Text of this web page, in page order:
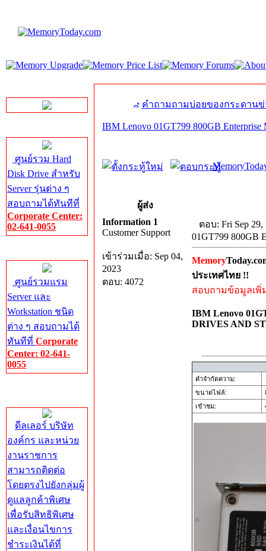
ศูนย์รวม Hard
Disk Drive สำหรับ
Server รุ่นต่าง ๆ
สอบถามได้ทันทีที่
Corporate Center:
02-641-0055
ศูนย์รวมแรม
Server และ
Workstation ชนิด
ต่าง ๆ สอบถามได้
ทันทีที่ Corporate
Center: 02-641-
0055
ดีลเลอร์ บริษัท
องค์กร และหน่วย
งานราชการ
สามารถติดต่อ
โดยตรงไปยังกลุ่มผู้
ดูแลลูกค้าพิเศษ
เพื่อรับสิทธิพิเศษ
และเงื่อนไขการ
ชำระเงินได้ที่
คำถามถามบ่อยของกระดานข่
IBM Lenovo 01GT799 800GB Enterprise
ผู้ส่ง
Information 1
Customer Support
เข้าร่วมเมื่อ: Sep 04,
2023
ตอบ: 4072
ตอบ: Fri Sep 29,
01GT799 800GB
Memory
ประเทศไทย !!
สอบถามข้อมูลเพิ่
IBM Lenovo
DRIVES AND
คำจำกัดความ:
ขนาดไฟล์:
เข้าชม: